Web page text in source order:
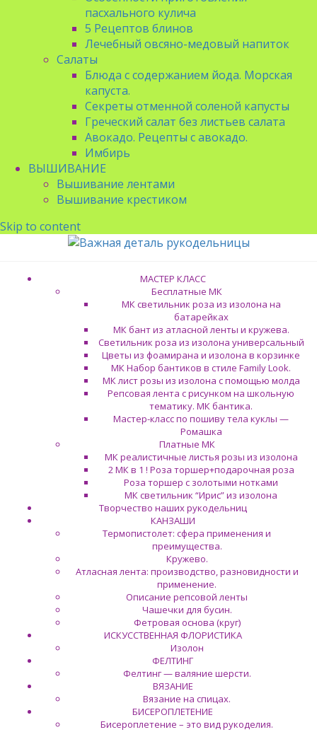
пасхального кулича
5 Рецептов блинов
Лечебный овсяно-медовый напиток
Салаты
Блюда с содержанием йода. Морская
капуста.
Секреты отменной соленой капусты
Греческий салат без листьев салата
Авокадо. Рецепты с авокадо.
Имбирь
ВЫШИВАНИЕ
Вышивание лентами
Вышивание крестиком
Skip to content
МАСТЕР КЛАСС
Бесплатные МК
МК светильник роза из изолона на
батарейках
МК бант из атласной ленты и кружева.
Светильник роза из изолона универсальный
Цветы из фоамирана и изолона в корзинке
МК Набор бантиков в стиле Family Look.
МК лист розы из изолона с помощью молда
Репсовая лента с рисунком на школьную
тематику. МК бантика.
Мастер-класс по пошиву тела куклы —
Ромашка
Платные МК
МК реалистичные листья розы из изолона
2 МК в 1 ! Роза торшер+подарочная роза
Роза торшер с золотыми нотками
МК светильник “Ирис” из изолона
Творчество наших рукодельниц
КАНЗАШИ
Термопистолет: сфера применения и
преимущества.
Кружево.
Атласная лента: производство, разновидности и
применение.
Описание репсовой ленты
Чашечки для бусин.
Фетровая основа (круг)
ИСКУССТВЕННАЯ ФЛОРИСТИКА
Изолон
ФЕЛТИНГ
Фелтинг — валяние шерсти.
ВЯЗАНИЕ
Вязание на спицах.
БИСЕРОПЛЕТЕНИЕ
Бисероплетение – это вид рукоделия.